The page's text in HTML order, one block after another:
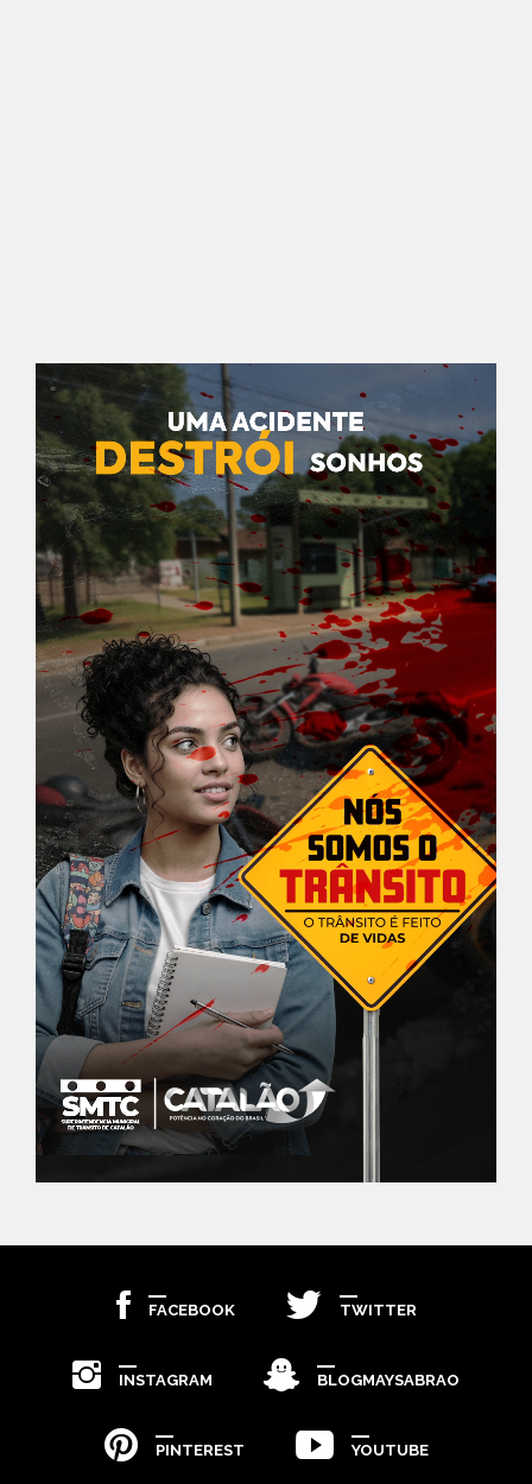
FACEBOOK TWITTER
INSTAGRAM BLOGMAYSABRAO
PINTEREST YOUTUBE